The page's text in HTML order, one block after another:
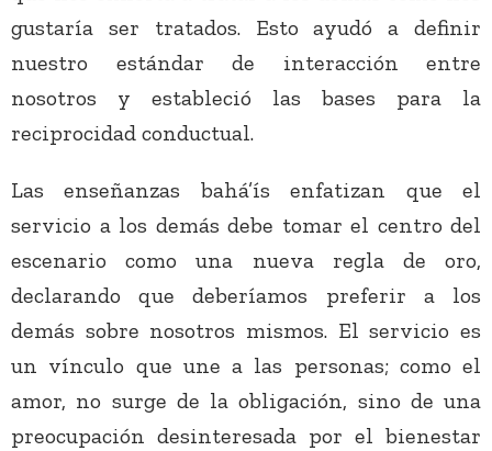
gustaría ser tratados. Esto ayudó a definir
nuestro estándar de interacción entre
nosotros y estableció las bases para la
reciprocidad conductual.
Las enseñanzas bahá’ís enfatizan que el
servicio a los demás debe tomar el centro del
escenario como una nueva regla de oro,
declarando que deberíamos preferir a los
demás sobre nosotros mismos. El servicio es
un vínculo que une a las personas; como el
amor, no surge de la obligación, sino de una
preocupación desinteresada por el bienestar